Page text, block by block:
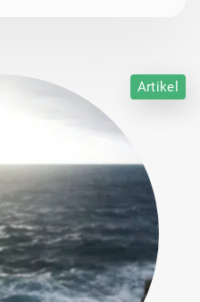
Artikel